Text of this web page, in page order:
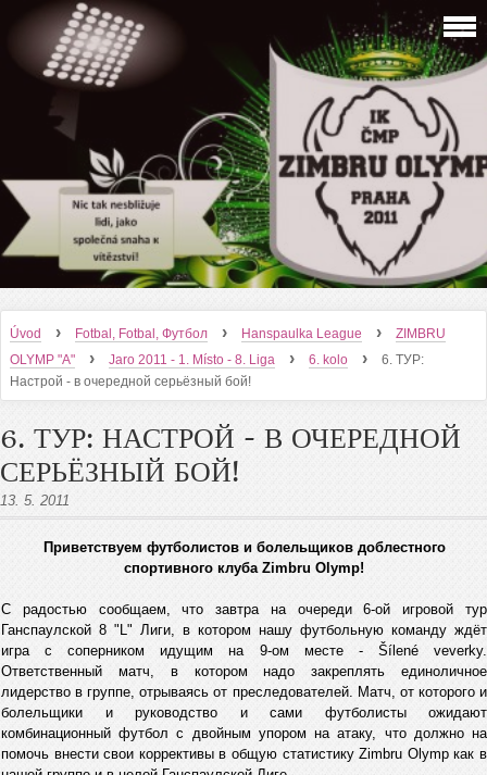
Úvod › Fotbal, Fotbal, Футбол › Hanspaulka League ›
ZIMBRU
OLYMP "A"
› Jaro 2011 - 1. Místo - 8. Liga › 6. kolo ›
6. ТУР:
Настрой - в очередной серьёзный бой!
6. ТУР: НАСТРОЙ - В ОЧЕРЕДНОЙ
СЕРЬЁЗНЫЙ БОЙ!
13. 5. 2011
Приветствуем футболистов и болельщиков доблестного
спортивного клуба Zimbru Olymp!
С радостью сообщаем, что завтра на очереди 6-ой игровой тур
Ганспаулской 8 "L" Лиги, в котором нашу футбольную команду ждёт
игра с соперником идущим на 9-ом месте - Šílené veverky.
Ответственный матч, в котором надо закреплять единоличное
лидерство в группе, отрываясь от преследователей. Матч, от которого и
болельщики и руководство и сами футболисты ожидают
комбинационный футбол с двойным упором на атаку, что должно на
помочь внести свои коррективы в общую статистику Zimbru Olymp как в